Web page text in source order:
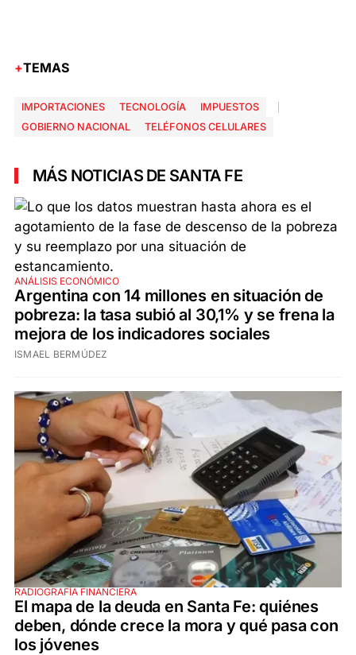
TEMAS
IMPORTACIONES TECNOLOGÍA
IMPUESTOS
GOBIERNO NACIONAL
TELÉFONOS CELULARES
MÁS NOTICIAS DE SANTA FE
ANÁLISIS ECONÓMICO
Argentina con 14 millones en situación de
pobreza: la tasa subió al 30,1% y se frena la
mejora de los indicadores sociales
ISMAEL BERMÚDEZ
RADIOGRAFÍA FINANCIERA
El mapa de la deuda en Santa Fe: quiénes
deben, dónde crece la mora y qué pasa con
los jóvenes